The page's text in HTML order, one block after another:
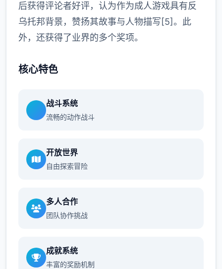
后获得评论者好评，认为作为成人游戏具有反
乌托邦背景，赞扬其故事与人物描写[5]。此
外，还获得了业界的多个奖项。
核心特色
战斗系统
流畅的动作战斗
开放世界
自由探索冒险
多人合作
团队协作挑战
成就系统
丰富的奖励机制